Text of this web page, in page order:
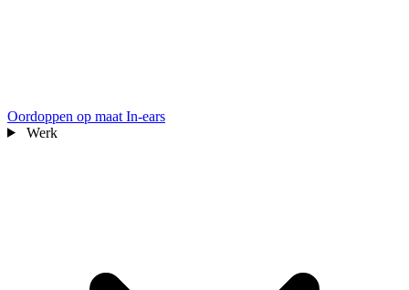
Oordoppen op maat In-ears
Werk